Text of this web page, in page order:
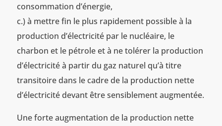
consommation d’énergie,
c.) à mettre fin le plus rapidement possible à la
production d’électricité par le nucléaire, le
charbon et le pétrole et à ne tolérer la production
d’électricité à partir du gaz naturel qu’à titre
transitoire dans le cadre de la production nette
d’électricité devant être sensiblement augmentée.
Une forte augmentation de la production nette